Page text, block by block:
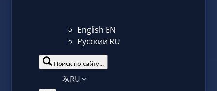
English EN
Русский RU
Поиск по сайту...
RU